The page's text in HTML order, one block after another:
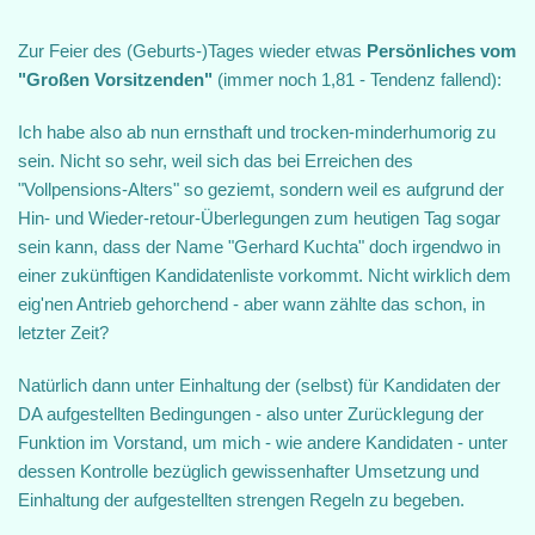
Zur Feier des (Geburts-)Tages wieder etwas Persönliches vom
"Großen Vorsitzenden" (immer noch 1,81 - Tendenz fallend):
Ich habe also ab nun ernsthaft und trocken-minderhumorig zu
sein. Nicht so sehr, weil sich das bei Erreichen des
"Vollpensions-Alters" so geziemt, sondern weil es aufgrund der
Hin- und Wieder-retour-Überlegungen zum heutigen Tag sogar
sein kann, dass der Name "Gerhard Kuchta" doch irgendwo in
einer zukünftigen Kandidatenliste vorkommt. Nicht wirklich dem
eig'nen Antrieb gehorchend - aber wann zählte das schon, in
letzter Zeit?
Natürlich dann unter Einhaltung der (selbst) für Kandidaten der
DA aufgestellten Bedingungen - also unter Zurücklegung der
Funktion im Vorstand, um mich - wie andere Kandidaten - unter
dessen Kontrolle bezüglich gewissenhafter Umsetzung und
Einhaltung der aufgestellten strengen Regeln zu begeben.